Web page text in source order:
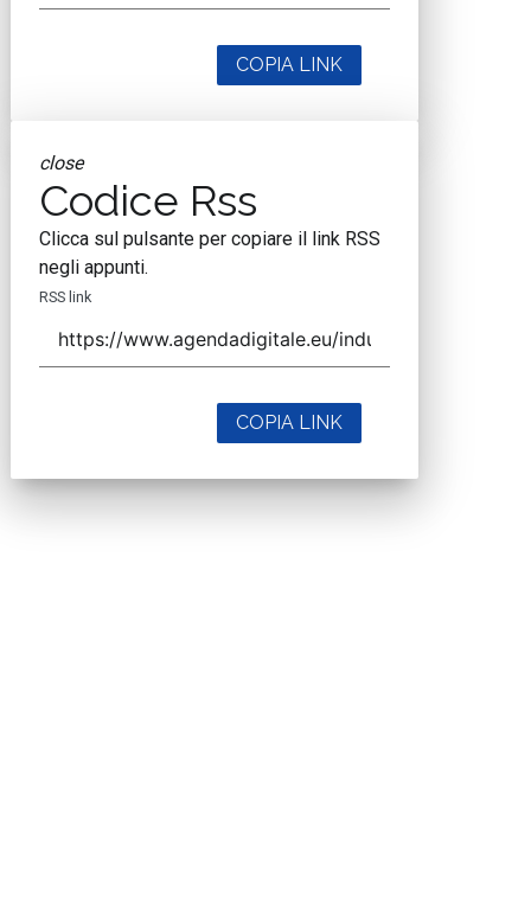
COPIA LINK
close
Codice Rss
Clicca sul pulsante per copiare il link RSS
negli appunti.
RSS link
COPIA LINK